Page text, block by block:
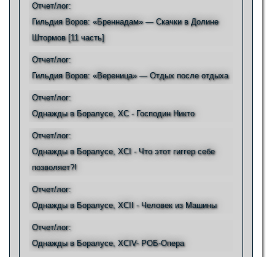
Отчет/лог:
Гильдия Воров: «Бреннадам» — Скачки в Долине
Штормов [11 часть]
Отчет/лог:
Гильдия Воров: «Вереница» — Отдых после отдыха
Отчет/лог:
Однажды в Боралусе, XC - Господин Никто
Отчет/лог:
Однажды в Боралусе, XCI - Что этот гиггер себе
позволяет?!
Отчет/лог:
Однажды в Боралусе, XCII - Человек из Машины
Отчет/лог:
Однажды в Боралусе, XCIV- РОБ-Опера